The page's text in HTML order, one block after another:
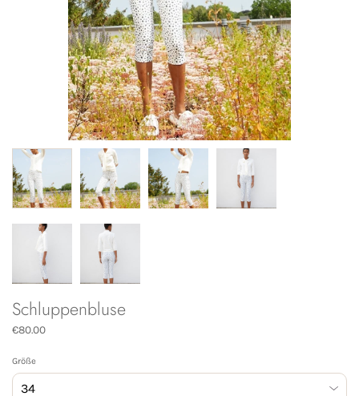
Schluppenbluse
€80.00
Größe